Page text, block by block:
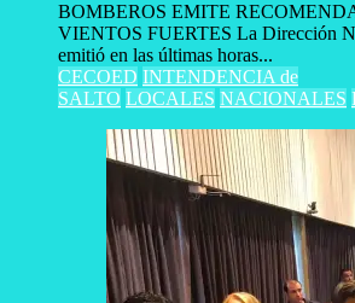
BOMBEROS EMITE
VIENTOS FUERTES La Dirección
emitió en las últimas horas...
CECOED INTENDENCIA de
SALTO LOCALES NACIONALES